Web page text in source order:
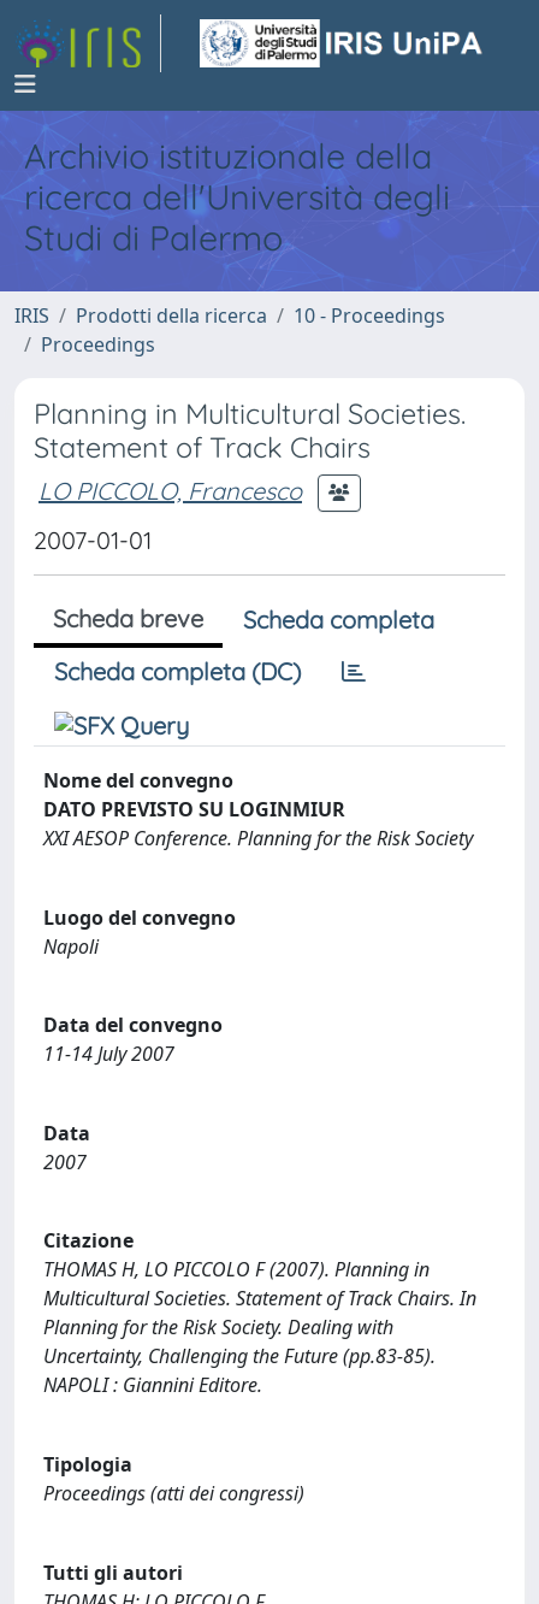
Archivio istituzionale della
ricerca dell'Università degli
Studi di Palermo
IRIS Prodotti della ricerca
10 - Proceedings
Proceedings
Planning in Multicultural Societies.
Statement of Track Chairs
LO PICCOLO, Francesco
2007-01-01
Scheda breve
Scheda completa
Scheda completa (DC)
Nome del convegno
DATO PREVISTO SU LOGINMIUR
XXI AESOP Conference. Planning for the Risk Society
Luogo del convegno
Napoli
Data del convegno
11-14 July 2007
Data
2007
Citazione
THOMAS H, LO PICCOLO F (2007). Planning in
Multicultural Societies. Statement of Track Chairs. In
Planning for the Risk Society. Dealing with
Uncertainty, Challenging the Future (pp.83-85).
NAPOLI : Giannini Editore.
Tipologia
Proceedings (atti dei congressi)
Tutti gli autori